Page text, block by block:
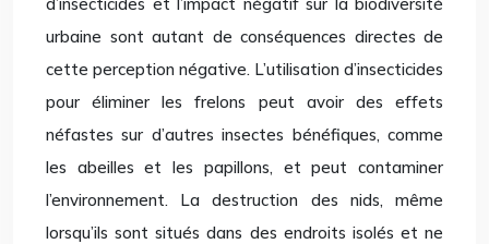
urbaine sont autant de conséquences directes de
cette perception négative. L’utilisation d’insecticides
pour éliminer les frelons peut avoir des effets
néfastes sur d’autres insectes bénéfiques, comme
les abeilles et les papillons, et peut contaminer
l’environnement. La destruction des nids, même
lorsqu’ils sont situés dans des endroits isolés et ne